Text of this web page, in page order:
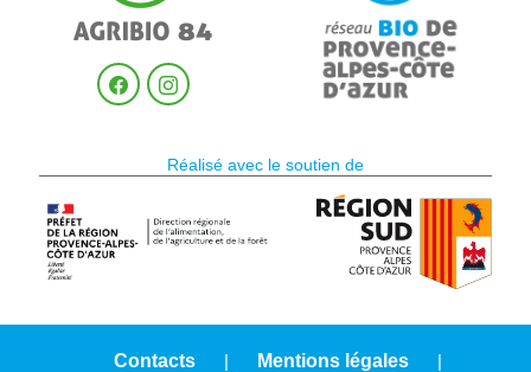
Réalisé avec le soutien de
Contacts | Mentions légales
|